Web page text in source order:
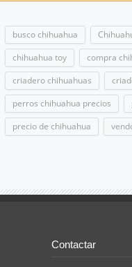
busco chihuahua
chihuahua toy
compra
criadero chihuahuas
perros chihuahua precios
precio de chihuahua
Contactar